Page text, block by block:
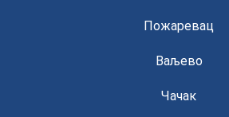
Пожаревац
Ваљево
Чачак